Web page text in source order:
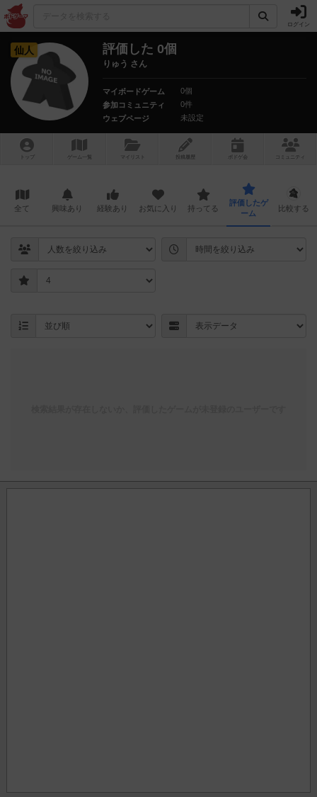
ログイン
仙人 評価した 0個
りゅう さん
マイボードゲーム
0個
参加コミュニティ
0件
ウェブページ
未設定
トップ ゲーム一覧 マイリスト 投稿履歴 ボ ドゲ コミュニティ
全て 興味あり 経験あり お気に入り 持ってる
評価したゲ
ーム
比較する